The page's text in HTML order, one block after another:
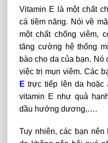
Vitamin E là một chất
cá tiềm năng. Nói về
một chất chống viêm,
tăng cường hệ thống
bào cho da của bạn. Nó
việc trị mụn viêm. Các
E trực tiếp lên da hoặc
vitamin E như quả
dầu hướng dương,….
Tuy nhiên, các bạn